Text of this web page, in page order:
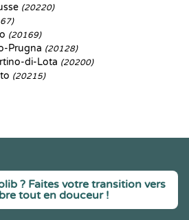
(20220)
(20169)
Prugna (20128)
di-Lota (20200)
(20215)
? Faites votre transition vers
tout en douceur !